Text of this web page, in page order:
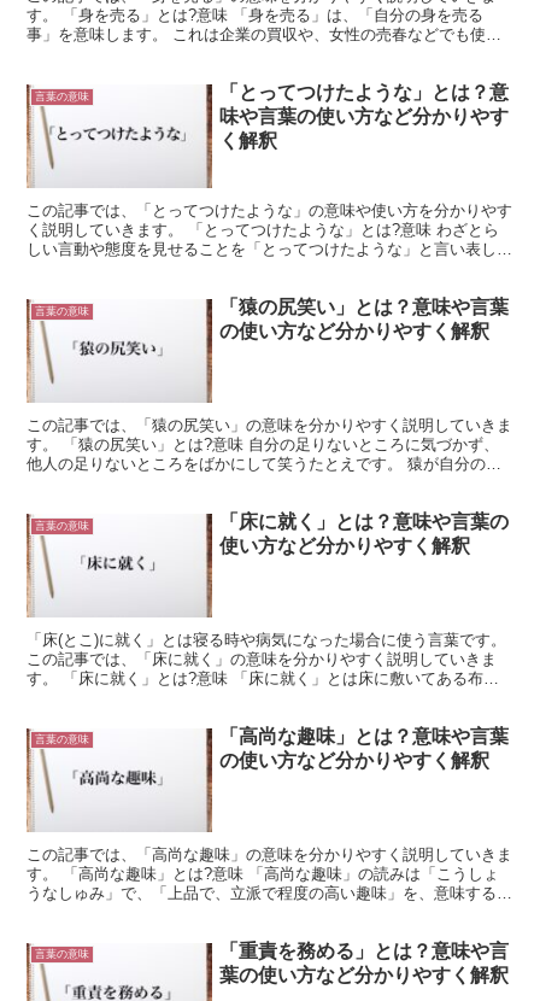
す。 「身を売る」とは?意味 「身を売る」は、「自分の身を売る
事」を意味します。 これは企業の買収や、女性の売春などでも使用
言葉の意味
「とってつけたような」とは？意
味や言葉の使い方など分かりやす
く解釈
この記事では、「とってつけたような」の意味や使い方を分かりやす
く説明していきます。 「とってつけたような」とは?意味 わざとら
しい言動や態度を見せることを「とってつけたような」と言い表しま
言葉の意味
「猿の尻笑い」とは？意味や言葉
の使い方など分かりやすく解釈
この記事では、「猿の尻笑い」の意味を分かりやすく説明していきま
す。 「猿の尻笑い」とは?意味 自分の足りないところに気づかず、
他人の足りないところをばかにして笑うたとえです。 猿が自分の尻
言葉の意味
「床に就く」とは？意味や言葉の
使い方など分かりやすく解釈
「床(とこ)に就く」とは寝る時や病気になった場合に使う言葉です。
この記事では、「床に就く」の意味を分かりやすく説明していきま
す。 「床に就く」とは?意味 「床に就く」とは床に敷いてある布団
言葉の意味
「高尚な趣味」とは？意味や言葉
の使い方など分かりやすく解釈
この記事では、「高尚な趣味」の意味を分かりやすく説明していきま
す。 「高尚な趣味」とは?意味 「高尚な趣味」の読みは「こうしょ
うなしゅみ」で、「上品で、立派で程度の高い趣味」を、意味する言
言葉の意味
「重責を務める」とは？意味や言
葉の使い方など分かりやすく解釈